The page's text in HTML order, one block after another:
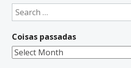
Search
for:
Coisas passadas
Coisas